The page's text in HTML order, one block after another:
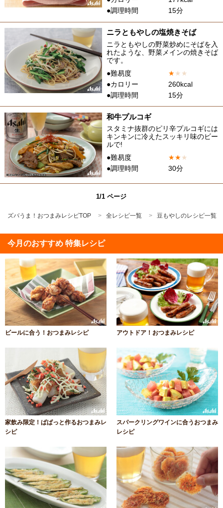
●調理時間
15分
ニラともやしの塩焼きそば
ニラともやしの野菜炒めにそばを入
れたような、野菜メインの焼きそば
です。
●難易度
★★ ★
●カロリー
260kcal
●調理時間
15分
和牛プルコギ
スタミナ抜群のピリ辛プルコギには
キンキンに冷えたスッキリ味のビー
ルで!
●難易度
★★★
●調理時間
30分
1/1 ページ
ズバうま！おつまみレシピTOP 全レシピ一覧 豆もやしのレシピ一覧
今月のおすすめ 特集レシピ
ビールに合う！おつまみレシピ アウトドア！おつまみレシピ
家飲み限定！ぱぱっと作るおつまみレ
シピ
スパークリングワインに合うおつまみ
レシピ